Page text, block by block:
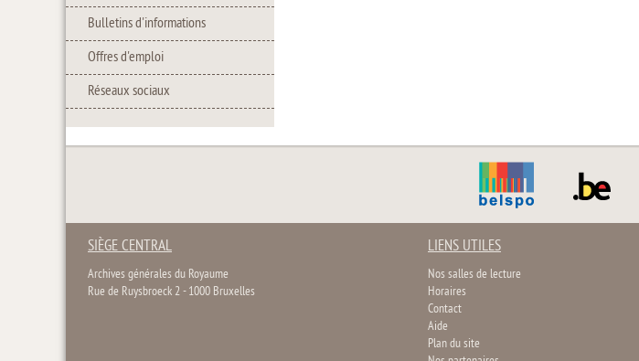
Bulletins d'informations
Offres d'emploi
Réseaux sociaux
SIÈGE CENTRAL
Archives générales du Royaume
Rue de Ruysbroeck 2 - 1000 Bruxelles
LIENS UTILES
Nos salles de lecture
Horaires
Contact
Aide
Plan du site